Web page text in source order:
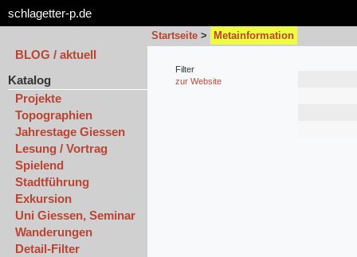
schlagetter-p.de
Startseite > Metainformation
BLOG / aktuell
Katalog
Projekte
Topographien
Jahrestage Giessen
Lesung / Vortrag
Spielend
Stadtführung
Exkursion
Uni Giessen, Seminar
Wanderungen
Detail-Filter
Filter
zur Website